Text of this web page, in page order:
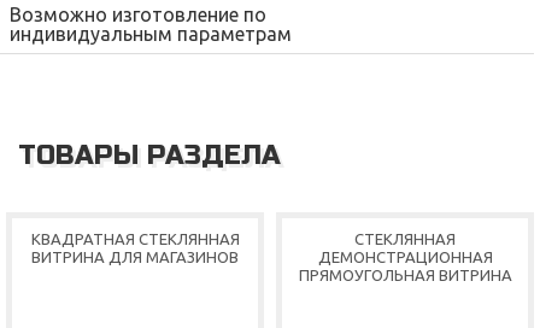
Возможно изготовление по
индивидуальным параметрам
ТОВАРЫ РАЗДЕЛА
КВАДРАТНАЯ СТЕКЛЯННАЯ
ВИТРИНА ДЛЯ МАГАЗИНОВ
СТЕКЛЯННАЯ
ДЕМОНСТРАЦИОННАЯ
ПРЯМОУГОЛЬНАЯ ВИТРИНА